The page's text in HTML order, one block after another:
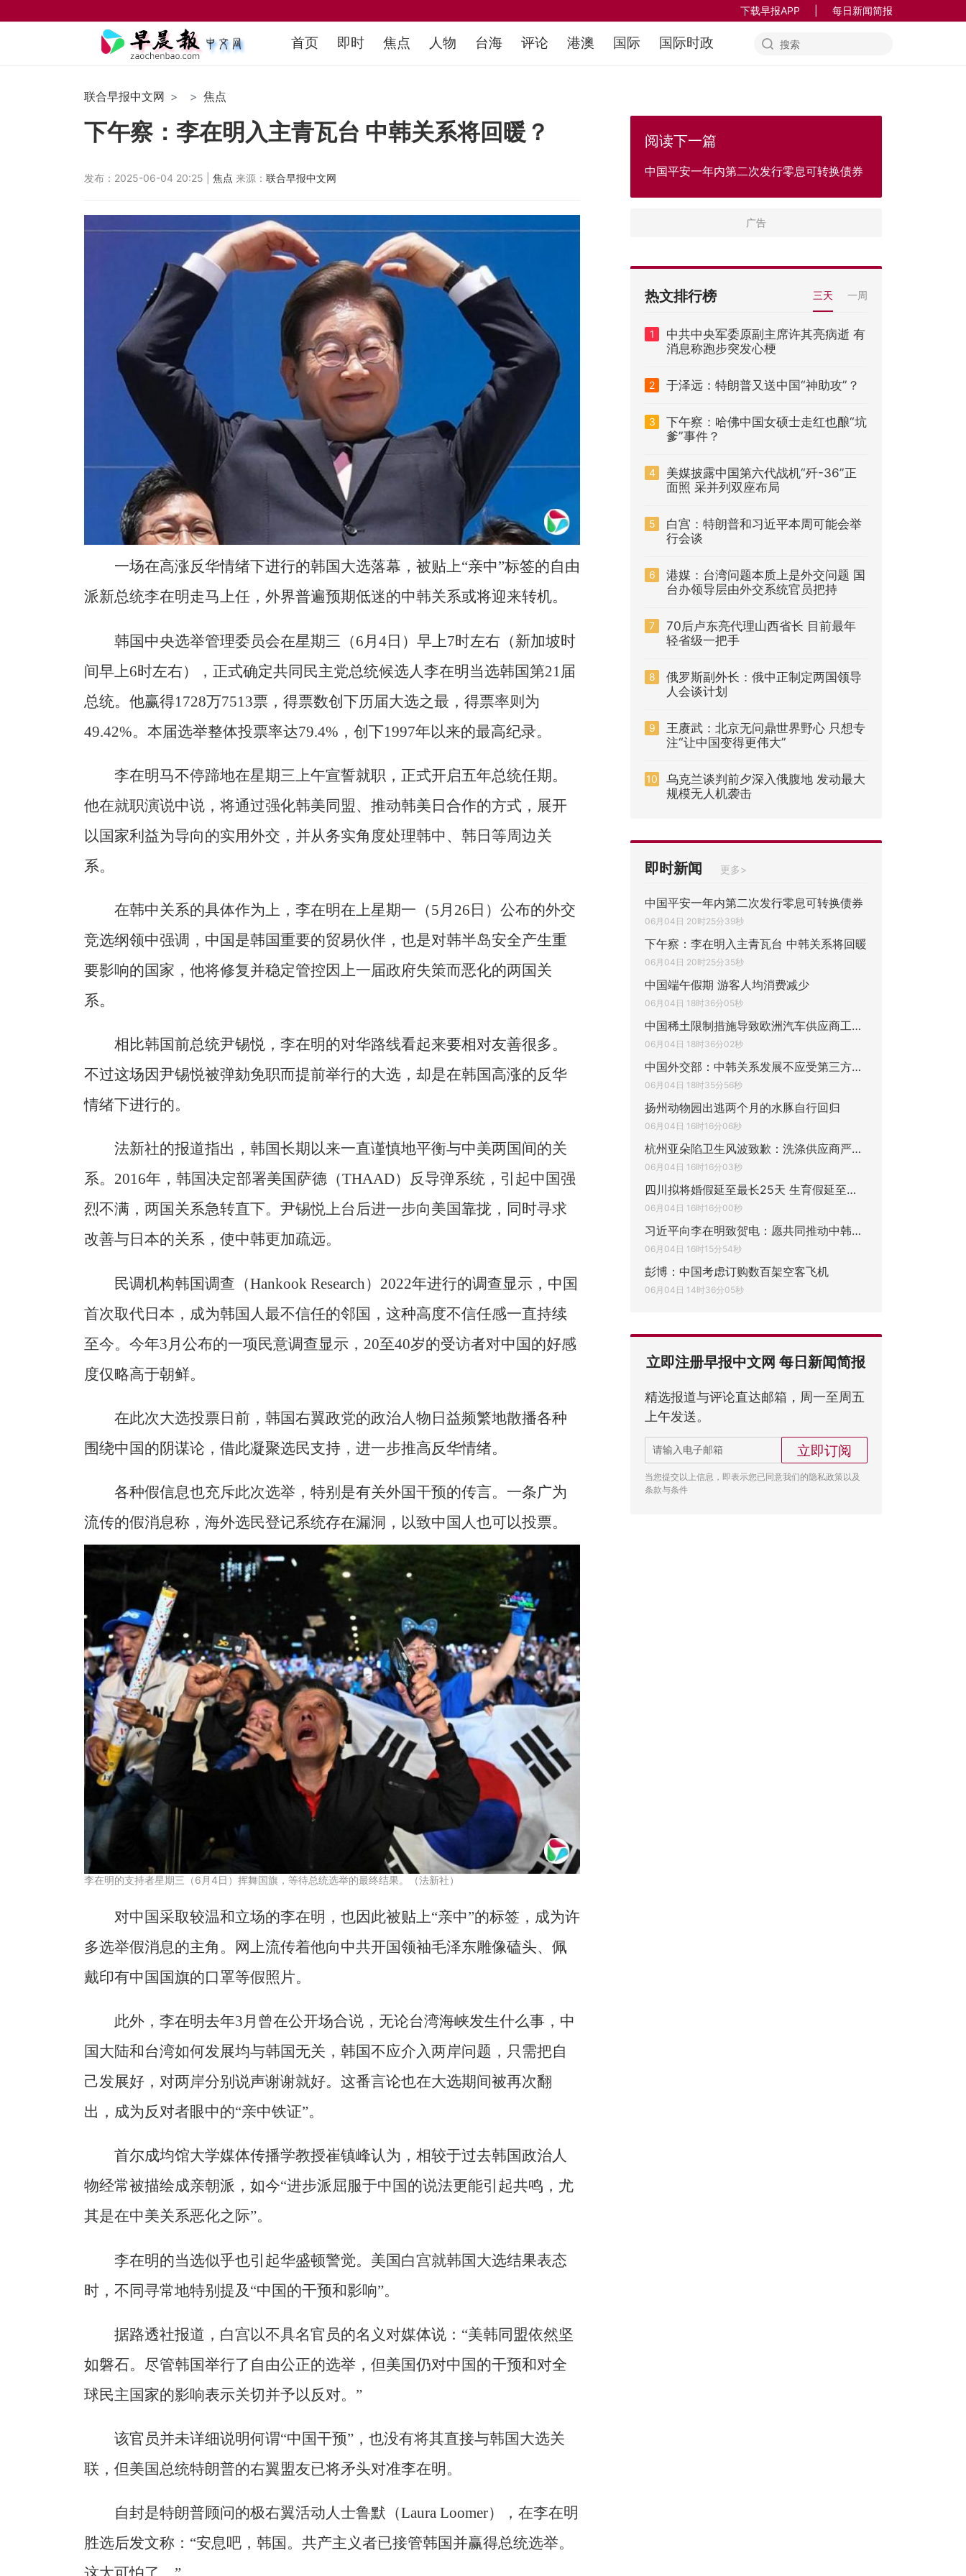
下载早报APP 每日新闻简报
首页 即时 焦点 人物 台海 评论 港澳 国际 国际时政
联合早报中文网 焦点
下午察：李在明入主青瓦台 中韩关系将回暖？
发布：2025-06-04 20:25 | 焦点 来源： 联合早报中文网
一场在高涨反华情绪下进行的韩国大选落幕，被贴上“亲中”标签的自由
派新总统李在明走马上任，外界普遍预期低迷的中韩关系或将迎来转机。
韩国中央选举管理委员会在星期三（6月4日）早上7时左右（新加坡时
间早上6时左右），正式确定共同民主党总统候选人李在明当选韩国第21届
总统。他赢得1728万7513票，得票数创下历届大选之最，得票率则为
49.42%。本届选举整体投票率达79.4%，创下1997年以来的最高纪录。
李在明马不停蹄地在星期三上午宣誓就职，正式开启五年总统任期。
他在就职演说中说，将通过强化韩美同盟、推动韩美日合作的方式，展开
以国家利益为导向的实用外交，并从务实角度处理韩中、韩日等周边关
系。
在韩中关系的具体作为上，李在明在上星期一（5月26日）公布的外交
竞选纲领中强调，中国是韩国重要的贸易伙伴，也是对韩半岛安全产生重
要影响的国家，他将修复并稳定管控因上一届政府失策而恶化的两国关
系。
相比韩国前总统尹锡悦，李在明的对华路线看起来要相对友善很多。
不过这场因尹锡悦被弹劾免职而提前举行的大选，却是在韩国高涨的反华
情绪下进行的。
法新社的报道指出，韩国长期以来一直谨慎地平衡与中美两国间的关
系。2016年，韩国决定部署美国萨德（THAAD）反导弹系统，引起中国强
烈不满，两国关系急转直下。尹锡悦上台后进一步向美国靠拢，同时寻求
改善与日本的关系，使中韩更加疏远。
民调机构韩国调查（Hankook Research）2022年进行的调查显示，中国
首次取代日本，成为韩国人最不信任的邻国，这种高度不信任感一直持续
至今。今年3月公布的一项民意调查显示，20至40岁的受访者对中国的好感
度仅略高于朝鲜。
在此次大选投票日前，韩国右翼政党的政治人物日益频繁地散播各种
围绕中国的阴谋论，借此凝聚选民支持，进一步推高反华情绪。
各种假信息也充斥此次选举，特别是有关外国干预的传言。一条广为
流传的假消息称，海外选民登记系统存在漏洞，以致中国人也可以投票。
李在明的支持者星期三（6月4日）挥舞国旗，等待总统选举的最终结果。（法新社）
对中国采取较温和立场的李在明，也因此被贴上“亲中”的标签，成为许
多选举假消息的主角。网上流传着他向中共开国领袖毛泽东雕像磕头、佩
戴印有中国国旗的口罩等假照片。
此外，李在明去年3月曾在公开场合说，无论台湾海峡发生什么事，中
国大陆和台湾如何发展均与韩国无关，韩国不应介入两岸问题，只需把自
己发展好，对两岸分别说声谢谢就好。这番言论也在大选期间被再次翻
出，成为反对者眼中的“亲中铁证”。
首尔成均馆大学媒体传播学教授崔镇峰认为，相较于过去韩国政治人
物经常被描绘成亲朝派，如今“进步派屈服于中国的说法更能引起共鸣，尤
其是在中美关系恶化之际”。
李在明的当选似乎也引起华盛顿警觉。美国白宫就韩国大选结果表态
时，不同寻常地特别提及“中国的干预和影响”。
据路透社报道，白宫以不具名官员的名义对媒体说：“美韩同盟依然坚
如磐石。尽管韩国举行了自由公正的选举，但美国仍对中国的干预和对全
球民主国家的影响表示关切并予以反对。”
该官员并未详细说明何谓“中国干预”，也没有将其直接与韩国大选关
联，但美国总统特朗普的右翼盟友已将矛头对准李在明。
自封是特朗普顾问的极右翼活动人士鲁默（Laura Loomer），在李在明
胜选后发文称：“安息吧，韩国。共产主义者已接管韩国并赢得总统选举。
阅读下一篇
中国平安一年内第二次发行零息可转换债券
热文排行榜 三天 一周
1
中共中央军委原副主席许其亮病逝 有
消息称跑步突发心梗
2 于泽远：特朗普又送中国“神助攻”？
3
下午察：哈佛中国女硕士走红也酿“坑
爹”事件？
4
美媒披露中国第六代战机“歼-36”正
面照 采并列双座布局
5
白宫：特朗普和习近平本周可能会举
行会谈
6
港媒：台湾问题本质上是外交问题 国
台办领导层由外交系统官员把持
7
70后卢东亮代理山西省长 目前最年
轻省级一把手
8
俄罗斯副外长：俄中正制定两国领导
人会谈计划
9
王赓武：北京无问鼎世界野心 只想专
注“让中国变得更伟大”
10
乌克兰谈判前夕深入俄腹地 发动最大
规模无人机袭击
即时新闻 更多>
中国平安一年内第二次发行零息可转换债券
06月04日 20时25分39秒
下午察：李在明入主青瓦台 中韩关系将回暖
06月04日 20时25分35秒
中国端午假期 游客人均消费减少
06月04日 18时36分05秒
中国稀土限制措施导致欧洲汽车供应商工厂关
06月04日 18时36分02秒
中国外交部：中韩关系发展不应受第三方因素
06月04日 18时35分56秒
扬州动物园出逃两个月的水豚自行回归
06月04日 16时16分06秒
杭州亚朵陷卫生风波致歉：洗涤供应商严重工
06月04日 16时16分03秒
四川拟将婚假延至最长25天 生育假延至最长1
06月04日 16时16分00秒
习近平向李在明致贺电：愿共同推动中韩战略
06月04日 16时15分54秒
彭博：中国考虑订购数百架空客飞机
06月04日 14时36分05秒
立即注册早报中文网 每日新闻简报
精选报道与评论直达邮箱，周一至周五
上午发送。
立即订阅
当您提交以上信息，即表示您已同意我们的隐私政策以及
条款与条件